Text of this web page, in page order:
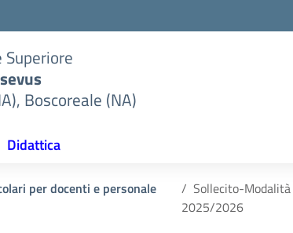
Boscoreale (NA)
Didattica
per docenti e personale
Sollecito-
2025/2026